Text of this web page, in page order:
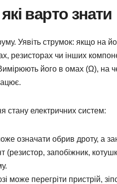
варто знати
Уявіть струмок: якщо на
резисторах чи інших
його в омах (Ω), на
стану електричних систем:
означати обрив дроту, а
(резистор, запобіжник,
може перегріти пристрій,